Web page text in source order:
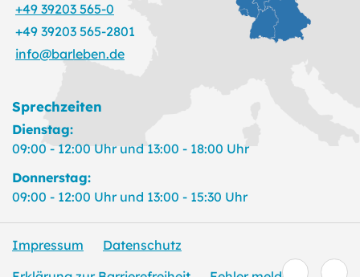
+49 39203 565-0
+49 39203 565-2801
info@barleben.de
Sprechzeiten
Dienstag:
09:00 - 12:00 Uhr und 13:00 - 18:00 Uhr
Donnerstag:
09:00 - 12:00 Uhr und 13:00 - 15:30 Uhr
Impressum
Datenschutz